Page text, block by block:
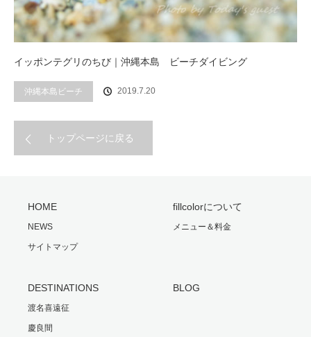
イッポンテグリのちび｜沖縄本島 ビーチダイビング
沖縄本島ビーチ 2019.7.20
トップページに戻る
HOME
NEWS
サイトマップ
fillcolorについて
メニュー＆料金
DESTINATIONS
渡名喜遠征
慶良間
BLOG